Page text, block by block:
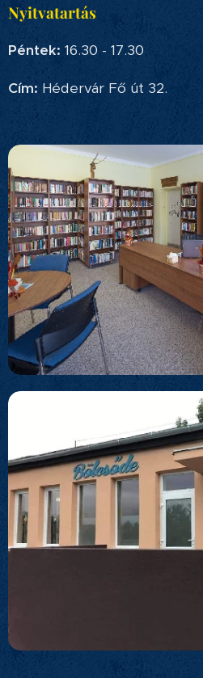
Nyitvatartás
Péntek: 16.30 - 17.30
Cím: Hédervár Fő út 32.